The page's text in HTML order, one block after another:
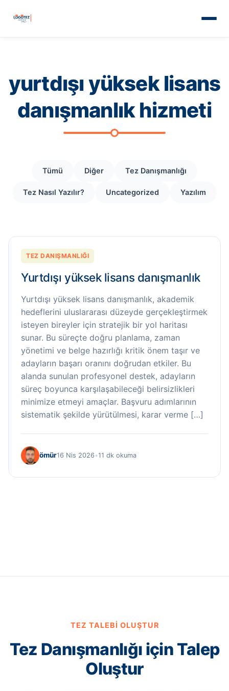
yurtdışı yüksek lisans
danışmanlık hizmeti
Tümü Diğer Tez Danışmanlığı
Tez Nasıl Yazılır? Uncategorized Yazılım
TEZ DANIŞMANLIĞI
Yurtdışı yüksek lisans danışmanlık
Yurtdışı yüksek lisans danışmanlık, akademik
hedeflerini uluslararası düzeyde gerçekleştirmek
isteyen bireyler için stratejik bir yol haritası
sunar. Bu süreçte doğru planlama, zaman
yönetimi ve belge hazırlığı kritik önem taşır ve
adayların başarı oranını doğrudan etkiler. Bu
alanda sunulan profesyonel destek, adayların
süreç boyunca karşılaşabileceği belirsizlikleri
minimize etmeyi amaçlar. Başvuru adımlarının
sistematik şekilde yürütülmesi, karar verme […]
ömür16 Nis 2026 •11 dk okuma
TEZ TALEBI OLUŞTUR
Tez Danışmanlığı için Talep
Oluştur